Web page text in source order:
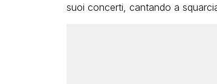
suoi concerti, cantando a